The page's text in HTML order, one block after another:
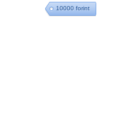
10000 forint